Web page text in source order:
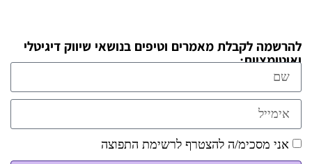
להרשמה לקבלת מאמרים וטיפים בנושאי שיווק דיגיטלי
ואוטומציות:
אני מסכימ/ה להצטרף לרשימת התפוצה